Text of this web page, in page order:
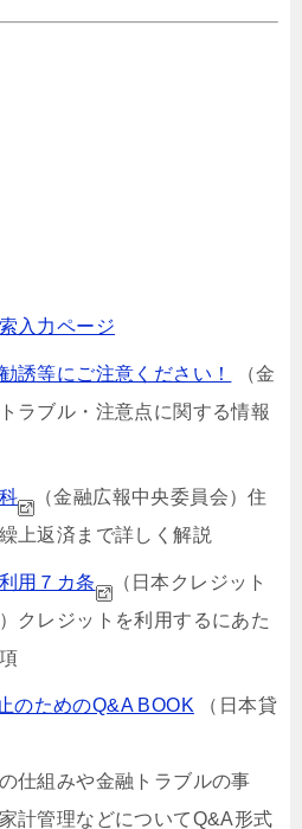
入力ページ
誘等にご注意ください！
（金
ラブル・注意点に関する情報
（金融広報中央委員会）住
上返済まで詳しく解説
用７カ条
（日本クレジット
クレジットを利用するにあた
のためのQ&A BOOK
（日本貸
仕組みや金融トラブルの事
計管理などについてQ&A形式